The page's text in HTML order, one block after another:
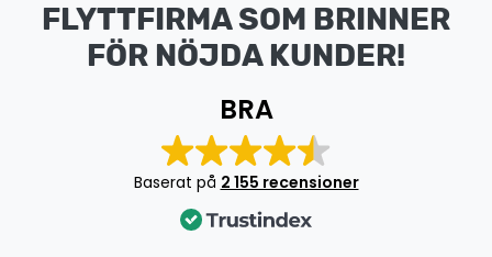
FLYTTFIRMA SOM BRINNER
FÖR NÖJDA KUNDER!
BRA
Baserat på 2 155 recensioner